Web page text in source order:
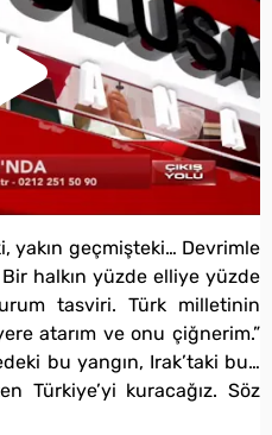
yakın geçmişteki… Devrimle
halkın yüzde elliye yüzde
tasviri. Türk milletinin
atarım ve onu çiğnerim.”
bu yangın, Irak’taki bu…
Türkiye’yi kuracağız. Söz